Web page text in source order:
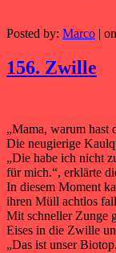
Posted by: Marco |
156. Zwille
„Mama, warum hast
Die neugierige
„Die habe ich nicht
für mich.“, erklärte
In diesem Moment
ihren Müll achtlos
Mit schneller Zunge
Eises in die Zwille
„Das ist unser